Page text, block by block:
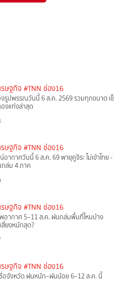
รษฐกิจ #TNN ช่อง16
รูปพรรณวันนี้ 6 ส.ค. 2569 รวมทุกขนาด เช็
งแท่งล่าสุด
รษฐกิจ #TNN ช่อง16
ากาศวันนี้ 6 ส.ค. 69 พายุคูจิระ ไม่เข้าไทย -
ล่ม 4 ภาค
รษฐกิจ #TNN ช่อง16
อากาศ 5–11 ส.ค. ฝนถล่มพื้นที่ไหนบ้าง
สี่ยงหนักสุด?
รษฐกิจ #TNN ช่อง16
อจังหวัด ฝนหนัก–ฝนน้อย 6–12 ส.ค. นี้